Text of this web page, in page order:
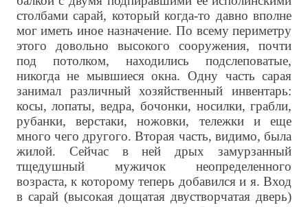
столбами сарай, который когда-то давно вполне
мог иметь иное назначение. По всему периметру
этого довольно высокого сооружения, почти
под потолком, находились подслеповатые,
никогда не мывшиеся окна. Одну часть сарая
занимал различный хозяйственный инвентарь:
косы, лопаты, ведра, бочонки, носилки, грабли,
рубанки, верстаки, ножовки, тележки и еще
много чего другого. Вторая часть, видимо, была
жилой. Сейчас в ней дрых замурзанный
тщедушный мужичок неопределенного
возраста, к которому теперь добавился и я. Вход
в сарай (высокая дощатая двустворчатая дверь)